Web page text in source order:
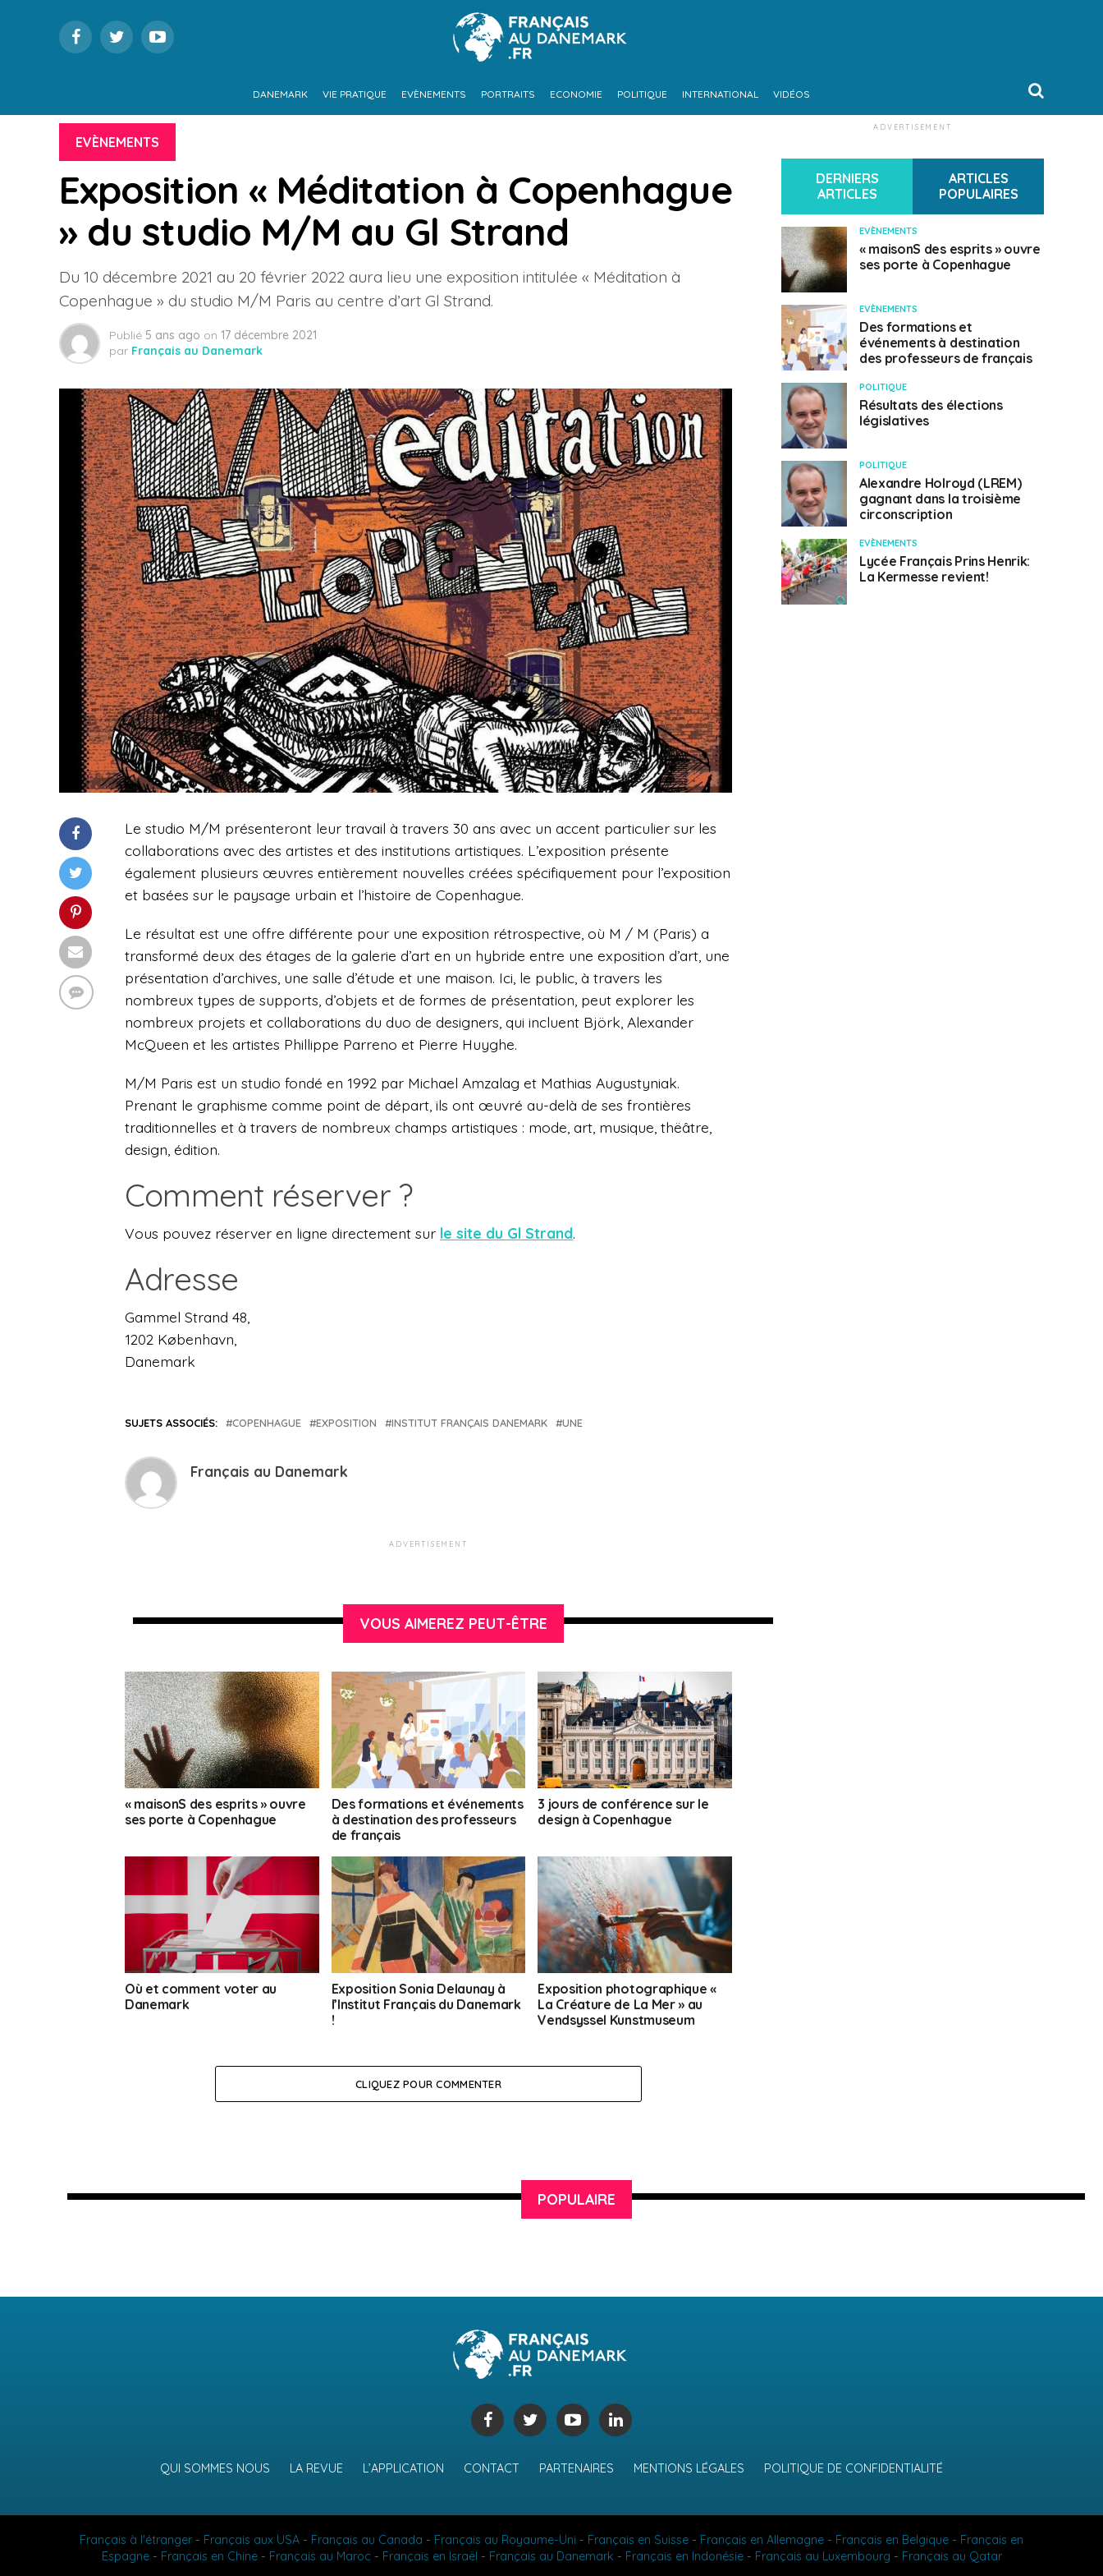
DANEMARK VIE PRATIQUE EVÈNEMENTS PORTRAITS ECONOMIE POLITIQUE INTERNATIONAL VIDÉOS
EVÈNEMENTS
Exposition « Méditation à Copenhague
» du studio M/M au Gl Strand
Du 10 décembre 2021 au 20 février 2022 aura lieu une exposition intitulée « Méditation à
Copenhague » du studio M/M Paris au centre d’art Gl Strand.
Publié 5 ans ago on 17 décembre 2021
par Français au Danemark
Le studio M/M présenteront leur travail à travers 30 ans avec un accent particulier sur les
collaborations avec des artistes et des institutions artistiques. L’exposition présente
également plusieurs œuvres entièrement nouvelles créées spécifiquement pour l’exposition
et basées sur le paysage urbain et l’histoire de Copenhague.
Le résultat est une offre différente pour une exposition rétrospective, où M / M (Paris) a
transformé deux des étages de la galerie d’art en un hybride entre une exposition d’art, une
présentation d’archives, une salle d’étude et une maison. Ici, le public, à travers les
nombreux types de supports, d’objets et de formes de présentation, peut explorer les
nombreux projets et collaborations du duo de designers, qui incluent Björk, Alexander
McQueen et les artistes Phillippe Parreno et Pierre Huyghe.
M/M Paris est un studio fondé en 1992 par Michael Amzalag et Mathias Augustyniak.
Prenant le graphisme comme point de départ, ils ont œuvré au-delà de ses frontières
traditionnelles et à travers de nombreux champs artistiques : mode, art, musique, thëâtre,
design, édition.
Comment réserver ?
Vous pouvez réserver en ligne directement sur le site du Gl Strand.
Adresse
Gammel Strand 48,
1202 København,
Danemark
SUJETS ASSOCIÉS: COPENHAGUE EXPOSITION INSTITUT FRANÇAIS DANEMARK UNE
Français au Danemark
ADVERTISEMENT
VOUS AIMEREZ PEUT-ÊTRE
« maisonS des esprits » ouvre
ses porte à Copenhague
Des formations et événements
à destination des professeurs
de français
3 jours de conférence sur le
design à Copenhague
Où et comment voter au
Danemark
Exposition Sonia Delaunay à
l’Institut Français du Danemark
!
Exposition photographique «
La Créature de La Mer » au
Vendsyssel Kunstmuseum
CLIQUEZ POUR COMMENTER
ADVERTISEMENT
DERNIERS
ARTICLES
ARTICLES
POPULAIRES
EVÈNEMENTS
« maisonS des esprits » ouvre
ses porte à Copenhague
EVÈNEMENTS
Des formations et
événements à destination
des professeurs de français
POLITIQUE
Résultats des élections
législatives
POLITIQUE
Alexandre Holroyd (LREM)
gagnant dans la troisième
circonscription
EVÈNEMENTS
Lycée Français Prins Henrik:
La Kermesse revient!
POPULAIRE
QUI SOMMES NOUS LA REVUE L’APPLICATION CONTACT PARTENAIRES MENTIONS LÉGALES POLITIQUE DE CONFIDENTIALITÉ
Français à l'étranger - Français aux USA - Français au Canada - Français au Royaume-Uni - Français en Suisse - Français en Allemagne - Français en Belgique - Français en
Espagne- Français en Chine- Français au Maroc- Français en Israël - Français au Danemark - Français en Indonésie- Français au Luxembourg - Français au Qatar